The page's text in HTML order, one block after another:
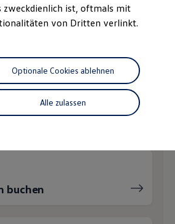
entdecken
Kollektion
Kollektion
können wir
buchen
zweckdienlich ist, oftmals mit
von Dritten verlinkt.
Alle zulassen
Optionale Cookies ablehnen